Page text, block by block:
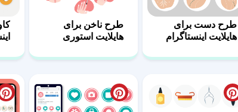
طرح دست برای
هایلایت اینستاگرام
طرح ناخن برای
هایلایت استوری